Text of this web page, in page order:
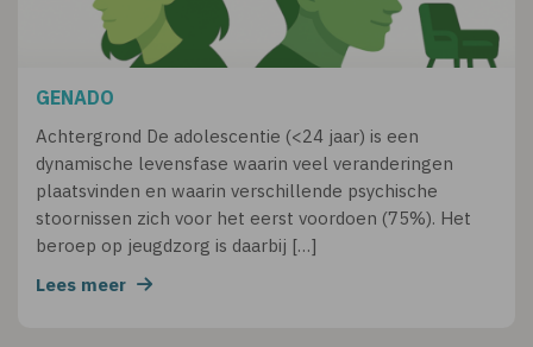
GENADO
Achtergrond De adolescentie (<24 jaar) is een
dynamische levensfase waarin veel veranderingen
plaatsvinden en waarin verschillende psychische
stoornissen zich voor het eerst voordoen (75%). Het
beroep op jeugdzorg is daarbij […]
Lees meer